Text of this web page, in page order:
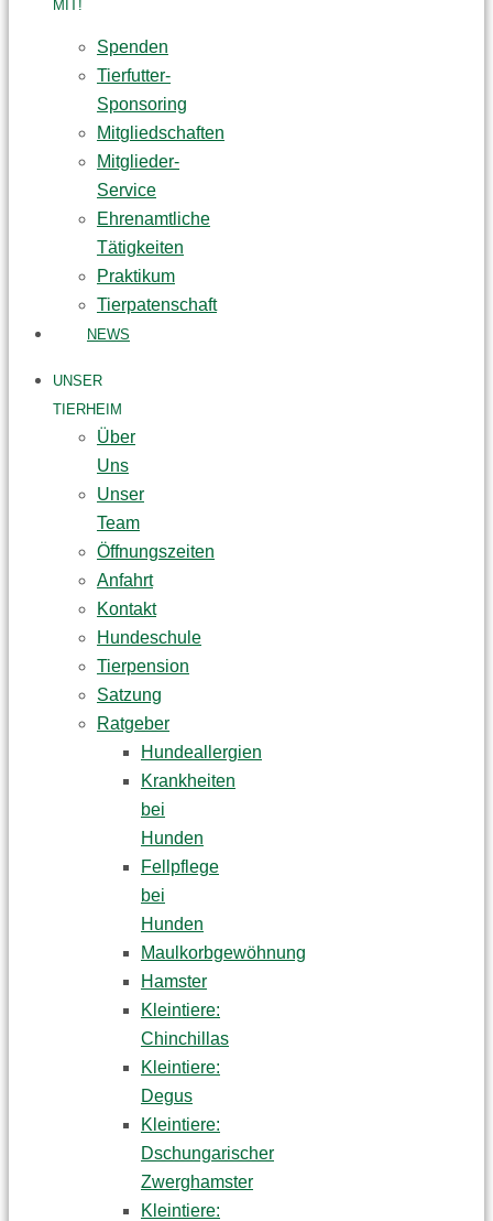
MIT!
Spenden
Tierfutter-
Sponsoring
Mitgliedschaften
Mitglieder-
Service
Ehrenamtliche
Tätigkeiten
Praktikum
Tierpatenschaft
NEWS
UNSER
TIERHEIM
Über
Uns
Unser
Team
Öffnungszeiten
Anfahrt
Kontakt
Hundeschule
Tierpension
Satzung
Ratgeber
Hundeallergien
Krankheiten
bei
Hunden
Fellpflege
bei
Hunden
Maulkorbgewöhnung
Hamster
Kleintiere:
Chinchillas
Kleintiere:
Degus
Kleintiere:
Dschungarischer
Zwerghamster
Kleintiere: